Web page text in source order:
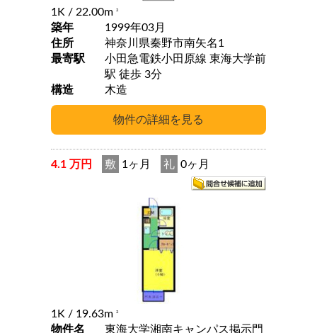
1K / 22.00m 2
築年
1999年03月
住所
神奈川県秦野市南矢名1
最寄駅
小田急電鉄小田原線 東海大学前
駅 徒歩 3分
構造
木造
4.1 万円 敷 1ヶ月 礼 0ヶ月
1K / 19.63m 2
物件名 東海大学湘南キャンパス掲示門